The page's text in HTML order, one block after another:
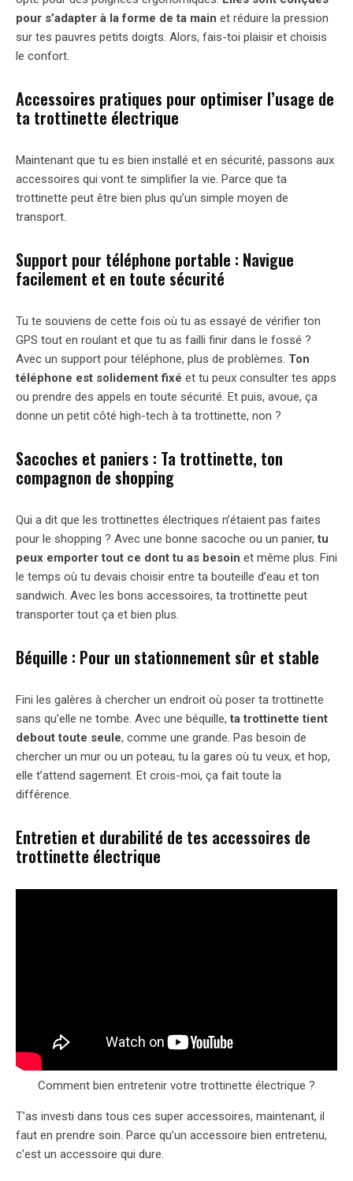
pour s’adapter à la forme de ta main et réduire la pression
sur tes pauvres petits doigts. Alors, fais-toi plaisir et choisis
le confort.
Accessoires pratiques pour optimiser l’usage de
ta trottinette électrique
Maintenant que tu es bien installé et en sécurité, passons aux
accessoires qui vont te simplifier la vie. Parce que ta
trottinette peut être bien plus qu’un simple moyen de
transport.
Support pour téléphone portable : Navigue
facilement et en toute sécurité
Tu te souviens de cette fois où tu as essayé de vérifier ton
GPS tout en roulant et que tu as failli finir dans le fossé ?
Avec un support pour téléphone, plus de problèmes. Ton
téléphone est solidement fixé et tu peux consulter tes apps
ou prendre des appels en toute sécurité. Et puis, avoue, ça
donne un petit côté high-tech à ta trottinette, non ?
Sacoches et paniers : Ta trottinette, ton
compagnon de shopping
Qui a dit que les trottinettes électriques n’étaient pas faites
pour le shopping ? Avec une bonne sacoche ou un panier,tu
peux emporter tout ce dont tu as besoin et même plus. Fini
le temps où tu devais choisir entre ta bouteille d’eau et ton
sandwich. Avec les bons accessoires, ta trottinette peut
transporter tout ça et bien plus.
Béquille : Pour un stationnement sûr et stable
Fini les galères à chercher un endroit où poser ta trottinette
sans qu’elle ne tombe. Avec une béquille, ta trottinette tient
debout toute seule, comme une grande. Pas besoin de
chercher un mur ou un poteau, tu la gares où tu veux, et hop,
elle t’attend sagement. Et crois-moi, ça fait toute la
différence.
Entretien et durabilité de tes accessoires de
trottinette électrique
Comment bien entretenir votre trottinette électrique ?
T’as investi dans tous ces super accessoires, maintenant, il
faut en prendre soin. Parce qu’un accessoire bien entretenu,
c’est un accessoire qui dure.